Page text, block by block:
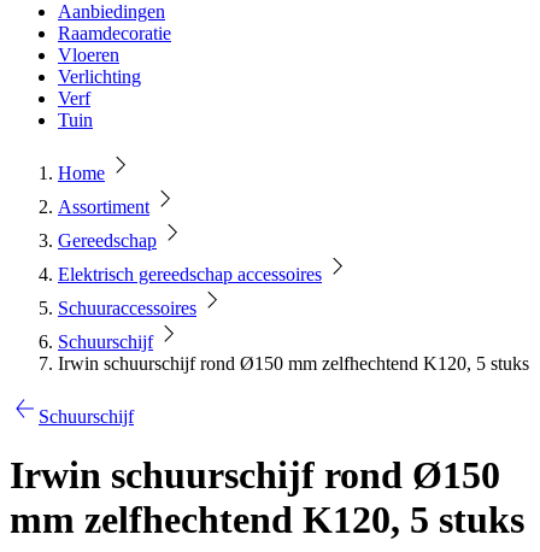
Aanbiedingen
Raamdecoratie
Vloeren
Verlichting
Verf
Tuin
Home
Assortiment
Gereedschap
Elektrisch gereedschap accessoires
Schuuraccessoires
Schuurschijf
Irwin schuurschijf rond Ø150 mm zelfhechtend K120, 5 stuks
Schuurschijf
Irwin schuurschijf rond Ø150
mm zelfhechtend K120, 5 stuks